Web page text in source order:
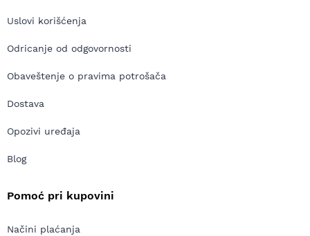
Uslovi korišćenja
Odricanje od odgovornosti
Obaveštenje o pravima potrošača
Dostava
Opozivi uređaja
Blog
Pomoć pri kupovini
Načini plaćanja